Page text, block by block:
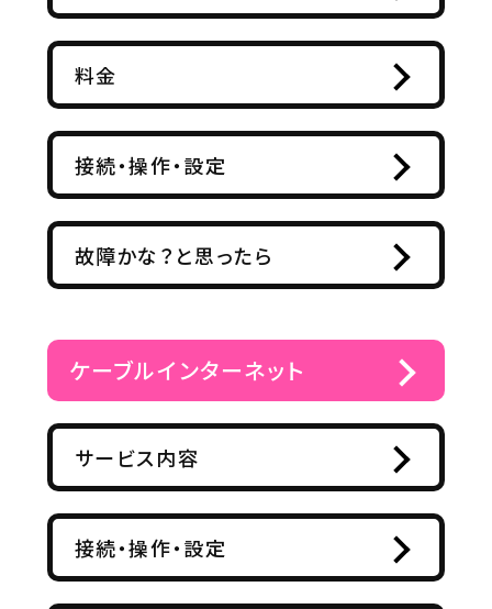
料金
接続・操作・設定
故障かな？と思ったら
ケーブルインターネット
サービス内容
接続・操作・設定